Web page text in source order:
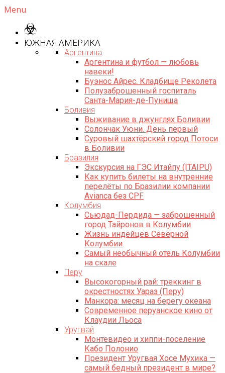
Menu
ЮЖНАЯ АМЕРИКА
Аргентина
Аргентина и футбол — любовь
навеки!
Буэнос Айрес. Кладбище Реколета
Полузаброшенный госпиталь
Санта-Мария-де-Пунища
Боливия
Выживание в джунглях Боливии
Солончак Уюни. День первый
Суровый шахтёрский город Потоси
в Боливии
Бразилия
Экскурсия на ГЭС Итайпу (ITAIPU)
Как купить билеты на внутренние
перелёты по Бразилии компании
Avianca без CPF
Колумбия
Сьюдад-Пердида — заброшенный
город Тайронов в Колумбии
Жизнь индейцев Северной
Колумбии
Самый необычный отель Колумбии
на скале
Перу
Высокогорный рай: треккинг в
окрестностях Уараз (Перу)
Манкора: месяц на берегу океана
Современное перуанское кино от
Клаудии Льоса
Уругвай
Монтевидео и хиппи-поселение
Кабо Полонио
Президент Уругвая Хосе Мухика —
самый бедный президент в мире?